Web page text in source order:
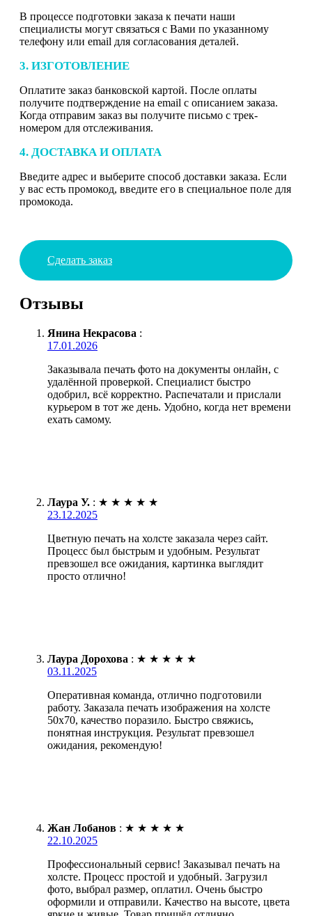
В процессе подготовки заказа к печати наши
специалисты могут связаться с Вами по указанному
телефону или email для согласования деталей.
3. ИЗГОТОВЛЕНИЕ
Оплатите заказ банковской картой. После оплаты
получите подтверждение на email с описанием заказа.
Когда отправим заказ вы получите письмо с трек-
номером для отслеживания.
4. ДОСТАВКА И ОПЛАТА
Введите адрес и выберите способ доставки заказа. Если
у вас есть промокод, введите его в специальное поле для
промокода.
Сделать заказ
Отзывы
Янина Некрасова :
17.01.2026
Заказывала печать фото на документы онлайн, с
удалённой проверкой. Специалист быстро
одобрил, всё корректно. Распечатали и прислали
курьером в тот же день. Удобно, когда нет времени
ехать самому.
Лаура У. : ★ ★ ★ ★ ★
23.12.2025
Цветную печать на холсте заказала через сайт.
Процесс был быстрым и удобным. Результат
превзошел все ожидания, картинка выглядит
просто отлично!
Лаура Дорохова : ★ ★ ★ ★ ★
03.11.2025
Оперативная команда, отлично подготовили
работу. Заказала печать изображения на холсте
50х70, качество поразило. Быстро свяжись,
понятная инструкция. Результат превзошел
ожидания, рекомендую!
Жан Лобанов : ★ ★ ★ ★ ★
22.10.2025
Профессиональный сервис! Заказывал печать на
холсте. Процесс простой и удобный. Загрузил
фото, выбрал размер, оплатил. Очень быстро
оформили и отправили. Качество на высоте, цвета